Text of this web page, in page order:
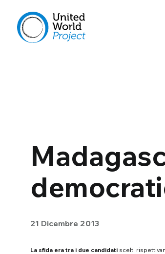
21 Dicembre 2013
La sfida era tra i due candidati scelti